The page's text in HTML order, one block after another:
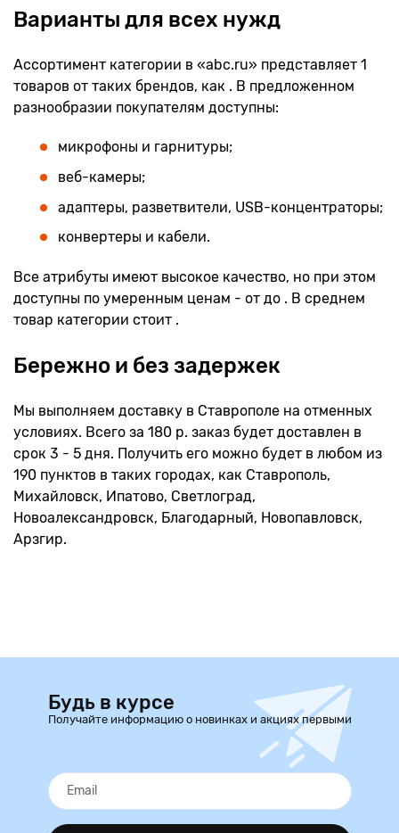
Варианты для всех нужд
Ассортимент категории в «abc.ru» представляет 1
товаров от таких брендов, как . В предложенном
разнообразии покупателям доступны:
микрофоны и гарнитуры;
веб-камеры;
адаптеры, разветвители, USB-концентраторы;
конвертеры и кабели.
Все атрибуты имеют высокое качество, но при этом
доступны по умеренным ценам - от до . В среднем
товар категории стоит .
Бережно и без задержек
Мы выполняем доставку в Ставрополе на отменных
условиях. Всего за 180 р. заказ будет доставлен в
срок 3 - 5 дня. Получить его можно будет в любом из
190 пунктов в таких городах, как Ставрополь,
Михайловск, Ипатово, Светлоград,
Новоалександровск, Благодарный, Новопавловск,
Арзгир.
Будь в курсе
Получайте информацию о новинках и акциях первыми